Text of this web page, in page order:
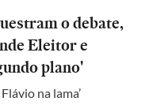
o debate,
Eleitor e
plano'
na lama’